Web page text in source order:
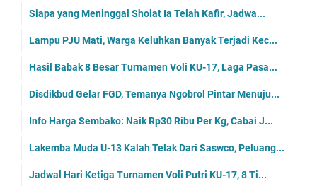
Siapa yang Meninggal Sholat Ia Telah Kafir, Jadwa...
Lampu PJU Mati, Warga Keluhkan Banyak Terjadi Kec...
Hasil Babak 8 Besar Turnamen Voli KU-17, Laga Pasa...
Disdikbud Gelar FGD, Temanya Ngobrol Pintar Menuju...
Info Harga Sembako: Naik Rp30 Ribu Per Kg, Cabai J...
Lakemba Muda U-13 Kalah Telak Dari Saswco, Peluang...
Jadwal Hari Ketiga Turnamen Voli Putri KU-17, 8 Ti...